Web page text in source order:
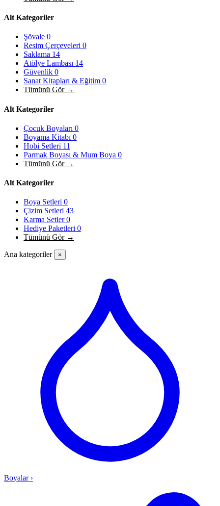
Alt Kategoriler
Şövale 0
Resim Çerçeveleri 0
Saklama 14
Atölye Lambası 14
Güvenlik 0
Sanat Kitapları & Eğitim 0
Tümünü Gör →
Alt Kategoriler
Çocuk Boyaları 0
Boyama Kitabı 0
Hobi Setleri 11
Parmak Boyası & Mum Boya 0
Tümünü Gör →
Alt Kategoriler
Boya Setleri 0
Çizim Setleri 43
Karma Setler0
Hediye Paketleri 0
Tümünü Gör →
Ana kategoriler ×
Boyalar ›